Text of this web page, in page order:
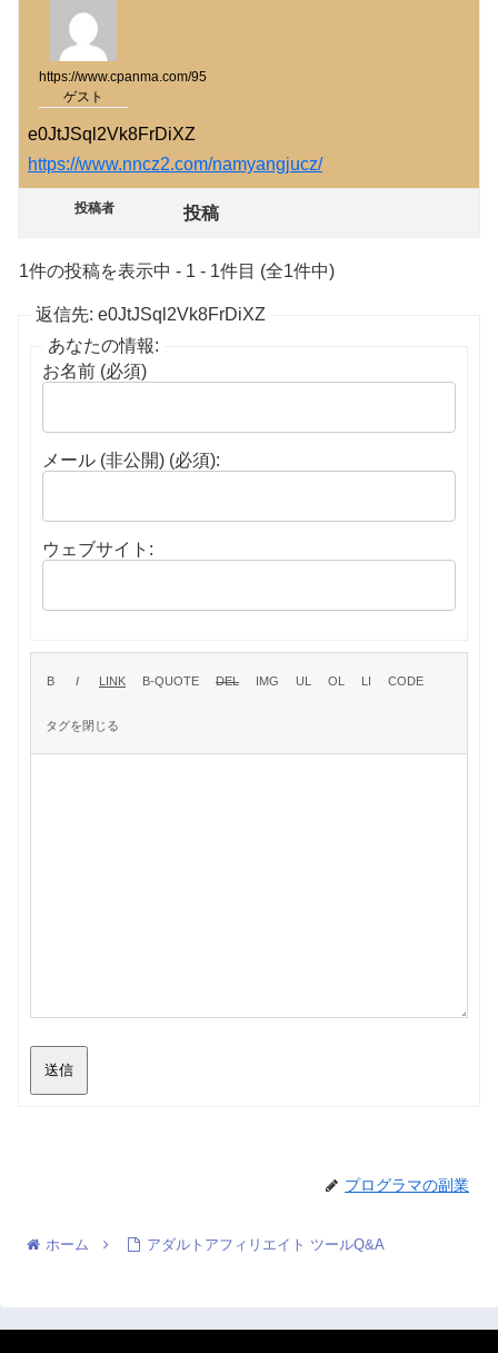
https://www.cpanma.com/95
ゲスト
e0JtJSql2Vk8FrDiXZ
https://www.nncz2.com/namyangjucz/
投稿者 投稿
1件の投稿を表示中 - 1 - 1件目 (全1件中)
返信先: e0JtJSql2Vk8FrDiXZ
あなたの情報:
お名前 (必須)
メール (非公開) (必須):
ウェブサイト:
送信
プログラマの副業
ホーム アダルトアフィリエイト ツールQ&A